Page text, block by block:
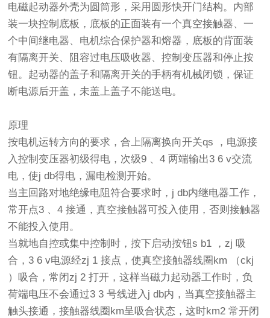
电磁起动器外壳为圆筒形，采用圆形快开门结构。内部
装一块控制底板，底板的正面装有一个真空接触器、一
个中间继电器、电机综合保护器和熔器，底板的背面装
有隔离开关、阻容过电压吸收器、控制变压器和停止按
钮。起动器的盖子和隔离开关的手柄有机械闭锁，保证
断电源后开盖，未盖上盖子不能送电。
原理
按电机运转方向的要求，合上隔离换向开关qs ，电源接
入控制变压器初级得电，次级9 、4 两端输出3 6 v交流
电，使j db得电，漏电检测开始。
当主回路对地绝缘电阻符合要求时，j db内继电器工作，
常开点3 、4 接通，真空接触器可投入使用，否则接触器
不能投入使用。
当就地自控或集中控制时，按下启动按钮s b1 ，zj 吸
合，3 6 v电源经zj 1 接点，使真空接触器线圈km （ckj
）吸合，常闭zj 2 打开，这样当磁力起动器工作时，负
荷端电压不会通过3 3 号线进入j db内，当真空接触器主
触头接通，接触器线圈km呈吸合状态，这时km2 常开闭